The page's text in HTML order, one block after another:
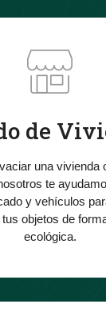
de
una vivienda
te
y vehículos
objetos de
ecológica.